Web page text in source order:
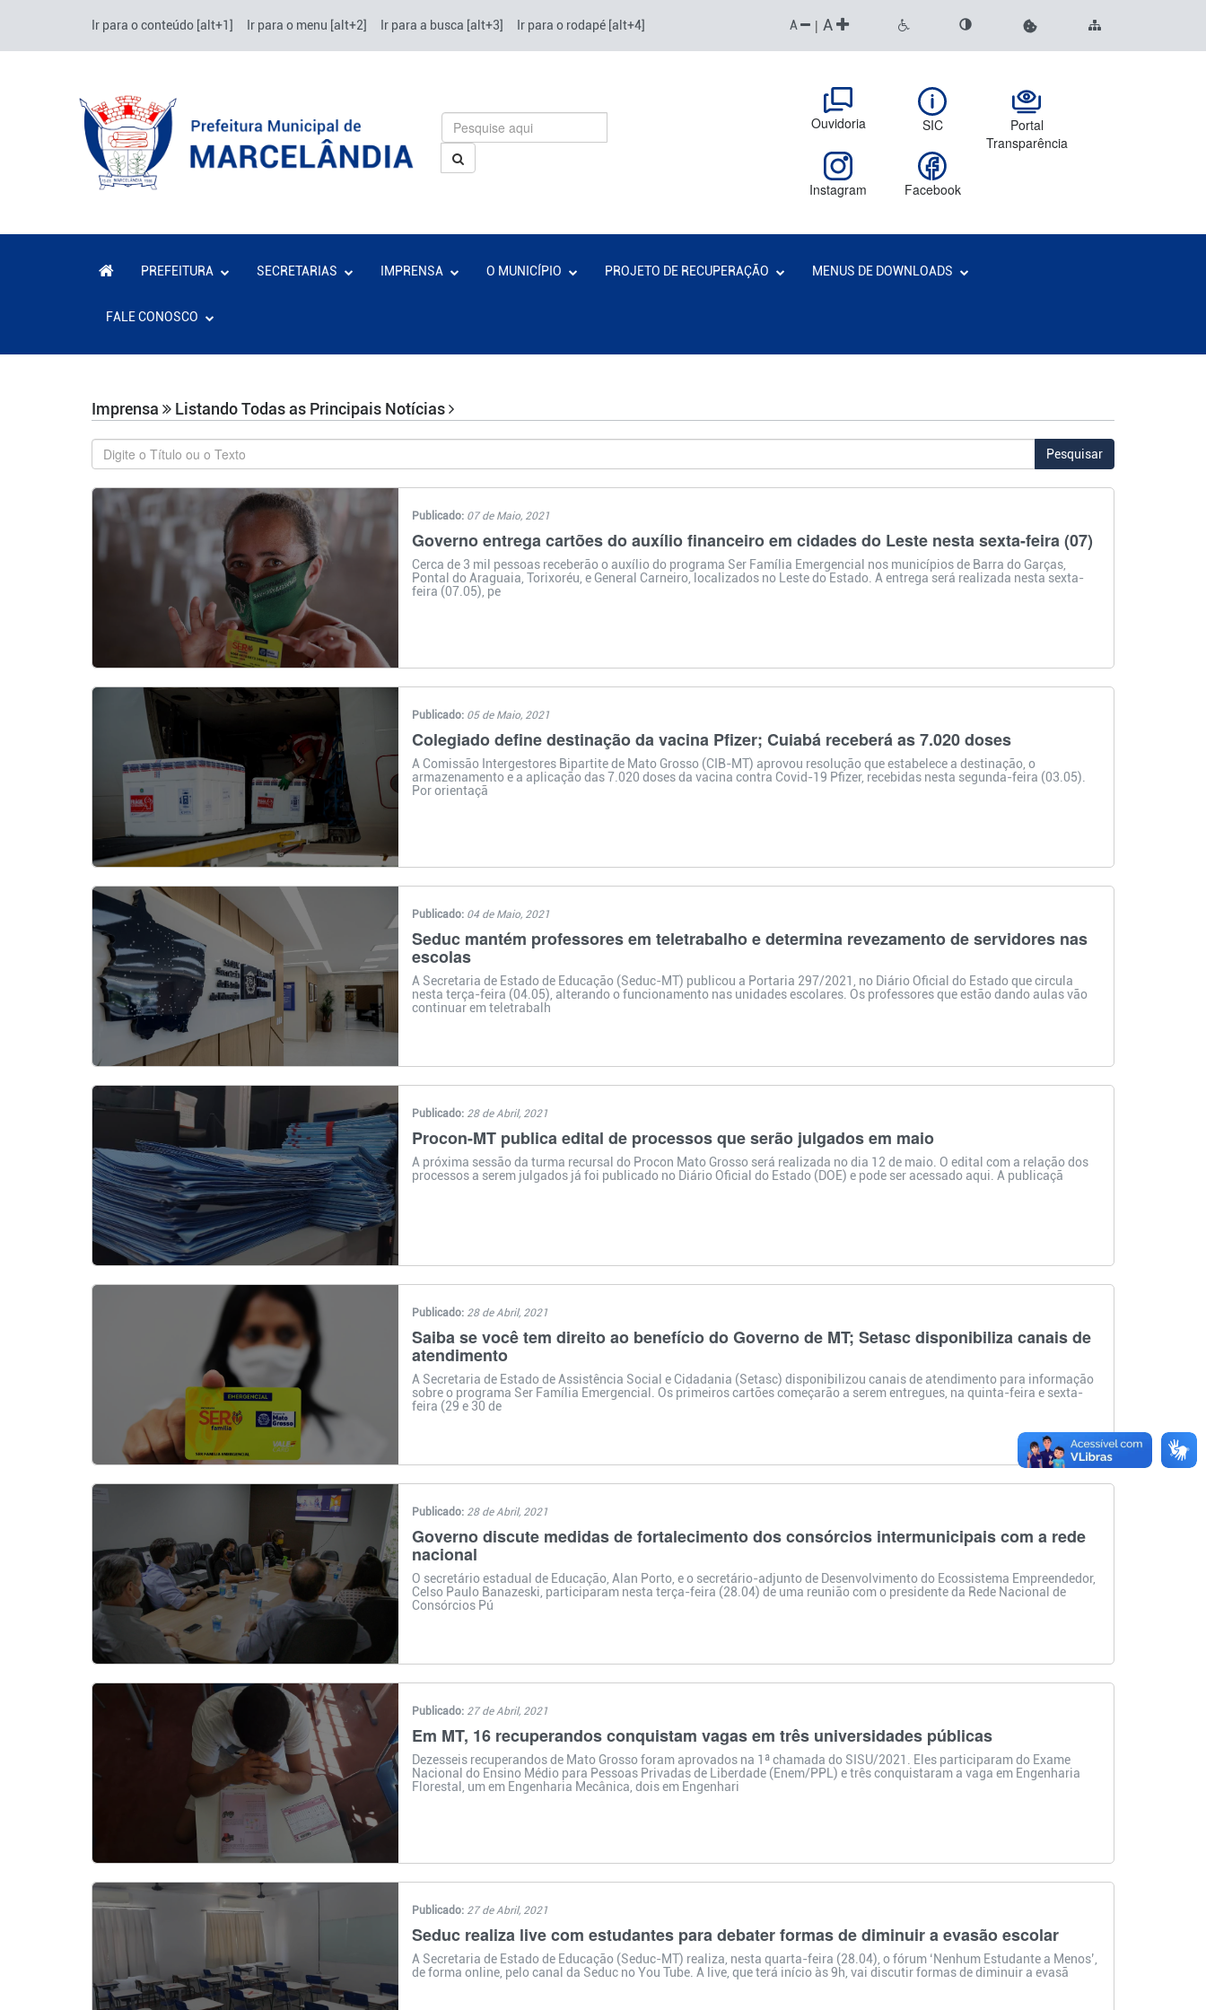
Ir para o conteúdo [alt+1] Ir para o menu [alt+2] Ir para a busca [alt+3] Ir para o rodapé [alt+4] A | A
Ouvidoria SIC
Portal
Transparência
Instagram Facebook
PREFEITURA SECRETARIAS IMPRENSA O MUNICÍPIO PROJETO DE RECUPERAÇÃO MENUS DE DOWNLOADS
FALE CONOSCO
Imprensa Listando Todas as Principais Notícias
Pesquisar
Publicado: 07 de Maio, 2021
Governo entrega cartões do auxílio financeiro em cidades do Leste nesta sexta-feira (07)
Cerca de 3 mil pessoas receberão o auxílio do programa Ser Família Emergencial nos municípios de Barra do Garças,
Pontal do Araguaia, Torixoréu, e General Carneiro, localizados no Leste do Estado. A entrega será realizada nesta sexta-
feira (07.05), pe
Publicado: 05 de Maio, 2021
Colegiado define destinação da vacina Pfizer; Cuiabá receberá as 7.020 doses
A Comissão Intergestores Bipartite de Mato Grosso (CIB-MT) aprovou resolução que estabelece a destinação, o
armazenamento e a aplicação das 7.020 doses da vacina contra Covid-19 Pfizer, recebidas nesta segunda-feira (03.05).
Por orientaçã
Publicado: 04 de Maio, 2021
Seduc mantém professores em teletrabalho e determina revezamento de servidores nas
escolas
A Secretaria de Estado de Educação (Seduc-MT) publicou a Portaria 297/2021, no Diário Oficial do Estado que circula
nesta terça-feira (04.05), alterando o funcionamento nas unidades escolares. Os professores que estão dando aulas vão
continuar em teletrabalh
Publicado: 28 de Abril, 2021
Procon-MT publica edital de processos que serão julgados em maio
A próxima sessão da turma recursal do Procon Mato Grosso será realizada no dia 12 de maio. O edital com a relação dos
processos a serem julgados já foi publicado no Diário Oficial do Estado (DOE) e pode ser acessado aqui. A publicaçã
Publicado: 28 de Abril, 2021
Saiba se você tem direito ao benefício do Governo de MT; Setasc disponibiliza canais de
atendimento
A Secretaria de Estado de Assistência Social e Cidadania (Setasc) disponibilizou canais de atendimento para informação
sobre o programa Ser Família Emergencial. Os primeiros cartões começarão a serem entregues, na quinta-feira e sexta-
feira (29 e 30 de
Publicado: 28 de Abril, 2021
Governo discute medidas de fortalecimento dos consórcios intermunicipais com a rede
nacional
O secretário estadual de Educação, Alan Porto, e o secretário-adjunto de Desenvolvimento do Ecossistema Empreendedor,
Celso Paulo Banazeski, participaram nesta terça-feira (28.04) de uma reunião com o presidente da Rede Nacional de
Consórcios Pú
Publicado: 27 de Abril, 2021
Em MT, 16 recuperandos conquistam vagas em três universidades públicas
Dezesseis recuperandos de Mato Grosso foram aprovados na 1ª chamada do SISU/2021. Eles participaram do Exame
Nacional do Ensino Médio para Pessoas Privadas de Liberdade (Enem/PPL) e três conquistaram a vaga em Engenharia
Florestal, um em Engenharia Mecânica, dois em Engenhari
Publicado: 27 de Abril, 2021
Seduc realiza live com estudantes para debater formas de diminuir a evasão escolar
A Secretaria de Estado de Educação (Seduc-MT) realiza, nesta quarta-feira (28.04), o fórum ‘Nenhum Estudante a Menos’,
de forma online, pelo canal da Seduc no You Tube. A live, que terá início às 9h, vai discutir formas de diminuir a evasã